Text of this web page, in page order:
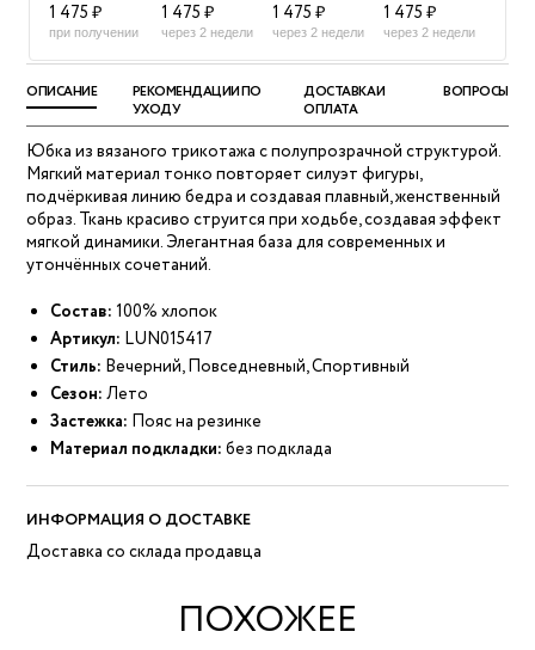
1 475 ₽
при получении
1 475 ₽
через 2 недели
1 475 ₽
через 2 недели
1 475 ₽
через 2 недели
ОПИСАНИЕ
РЕКОМЕНДАЦИИ ПО
УХОДУ
ДОСТАВКА И
ОПЛАТА
ВОПРОСЫ
Юбка из вязаного трикотажа с полупрозрачной структурой.
Мягкий материал тонко повторяет силуэт фигуры,
подчёркивая линию бедра и создавая плавный, женственный
образ. Ткань красиво струится при ходьбе, создавая эффект
мягкой динамики. Элегантная база для современных и
утончённых сочетаний.
Состав: 100% хлопок
Артикул: LUN015417
Стиль: Вечерний, Повседневный, Спортивный
Сезон: Лето
Застежка: Пояс на резинке
Материал подкладки: без подклада
ИНФОРМАЦИЯ О ДОСТАВКЕ
Доставка со склада продавца
ПОХОЖЕЕ